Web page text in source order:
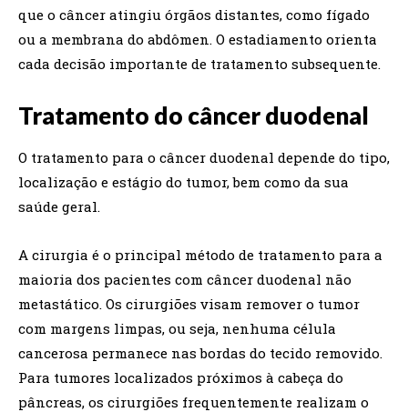
que o câncer atingiu órgãos distantes, como fígado
ou a membrana do abdômen. O estadiamento orienta
cada decisão importante de tratamento subsequente.
Tratamento do câncer duodenal
O tratamento para o câncer duodenal depende do tipo,
localização e estágio do tumor, bem como da sua
saúde geral.
A cirurgia é o principal método de tratamento para a
maioria dos pacientes com câncer duodenal não
metastático. Os cirurgiões visam remover o tumor
com margens limpas, ou seja, nenhuma célula
cancerosa permanece nas bordas do tecido removido.
Para tumores localizados próximos à cabeça do
pâncreas, os cirurgiões frequentemente realizam o